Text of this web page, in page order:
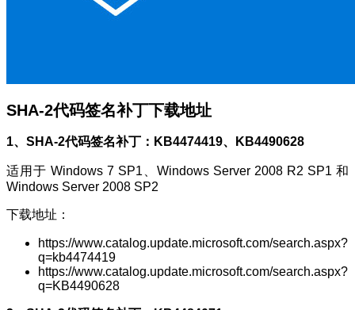
SHA-2代码签名补丁下载地址
1、SHA-2代码签名补丁 ：KB4474419、KB4490628
适用于 Windows 7 SP1、Windows Server 2008 R2 SP1 和
Windows Server 2008 SP2
下载地址：
https://www.catalog.update.microsoft.com/search.aspx?
q=kb4474419
https://www.catalog.update.microsoft.com/search.aspx?
q=KB4490628